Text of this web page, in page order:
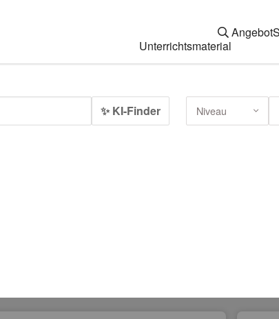
Unterrichtsmaterial
Angebot
✨ KI-Finder Niveau